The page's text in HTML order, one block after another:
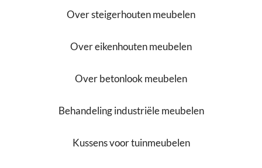
Over steigerhouten meubelen
Over eikenhouten meubelen
Over betonlook meubelen
Behandeling industriële meubelen
Kussens voor tuinmeubelen